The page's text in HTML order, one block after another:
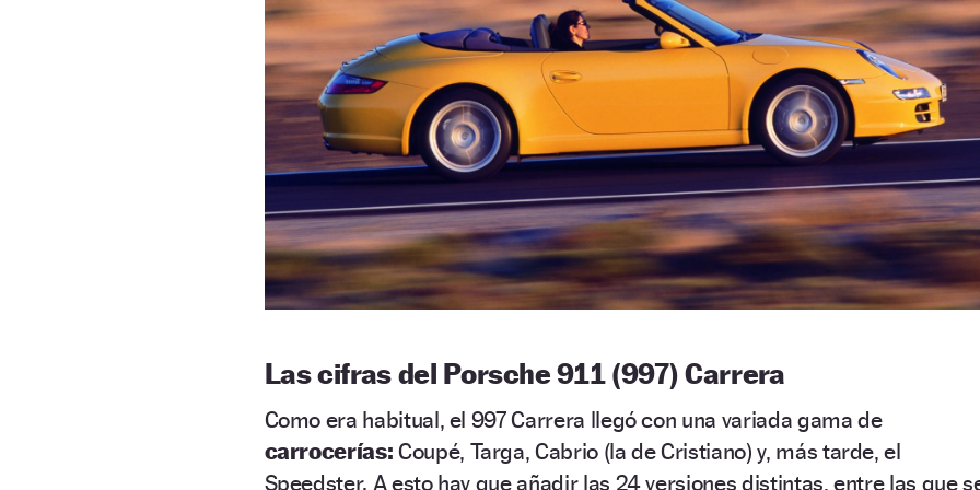
Las cifras del Porsche 911 (997) Carrera
Como era habitual, el 997 Carrera llegó con una variada gama de
carrocerías: Coupé, Targa, Cabrio (la de Cristiano) y, más tarde, el
Speedster. A esto hay que añadir las 24 versiones distintas, entre las que